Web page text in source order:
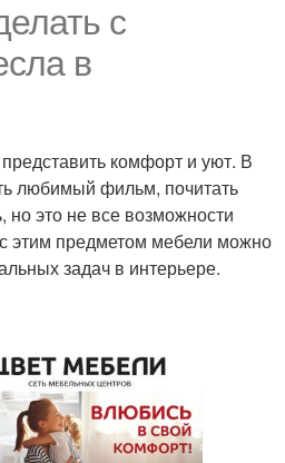
с
в
комфорт и уют. В
любимый фильм, почитать
но это не все возможности
этим предметом мебели можно
задач в интерьере.